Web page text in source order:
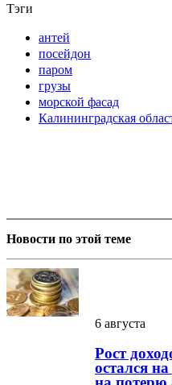
Тэги
антей
посейдон
паром
грузы
морской фасад
Калининградская
Новости по этой теме
6 августа
Рост
остался